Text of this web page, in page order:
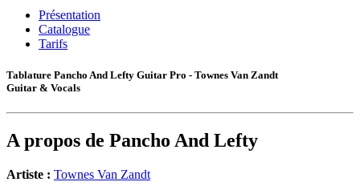
Présentation
Catalogue
Tarifs
Tablature Pancho And Lefty Guitar Pro - Townes Van Zandt
Guitar & Vocals
A propos de Pancho And Lefty
Artiste : Townes Van Zandt